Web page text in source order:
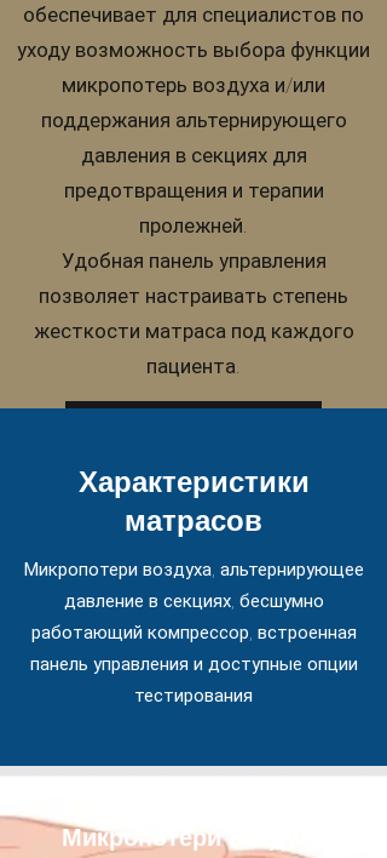
обеспечивает для специалистов по
уходу возможность выбора функции
микропотерь воздуха и/или
поддержания альтернирующего
давления в секциях для
предотвращения и терапии
пролежней.
Удобная панель управления
позволяет настраивать степень
жесткости матраса под каждого
пациента.
Характеристики
матрасов
Микропотери воздуха, альтернирующее
давление в секциях, бесшумно
работающий компрессор, встроенная
панель управления и доступные опции
тестирования
Микропотери воздуха